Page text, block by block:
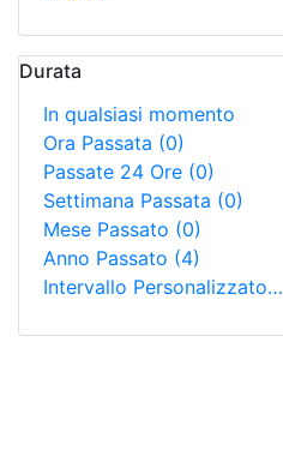
Durata
In qualsiasi momento
Ora Passata (0)
Passate 24 Ore (0)
Settimana Passata (0)
Mese Passato (0)
Anno Passato (4)
Intervallo Personalizzato…